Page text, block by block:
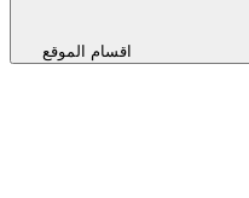
اقسام الموقع